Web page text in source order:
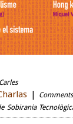
Sobirania